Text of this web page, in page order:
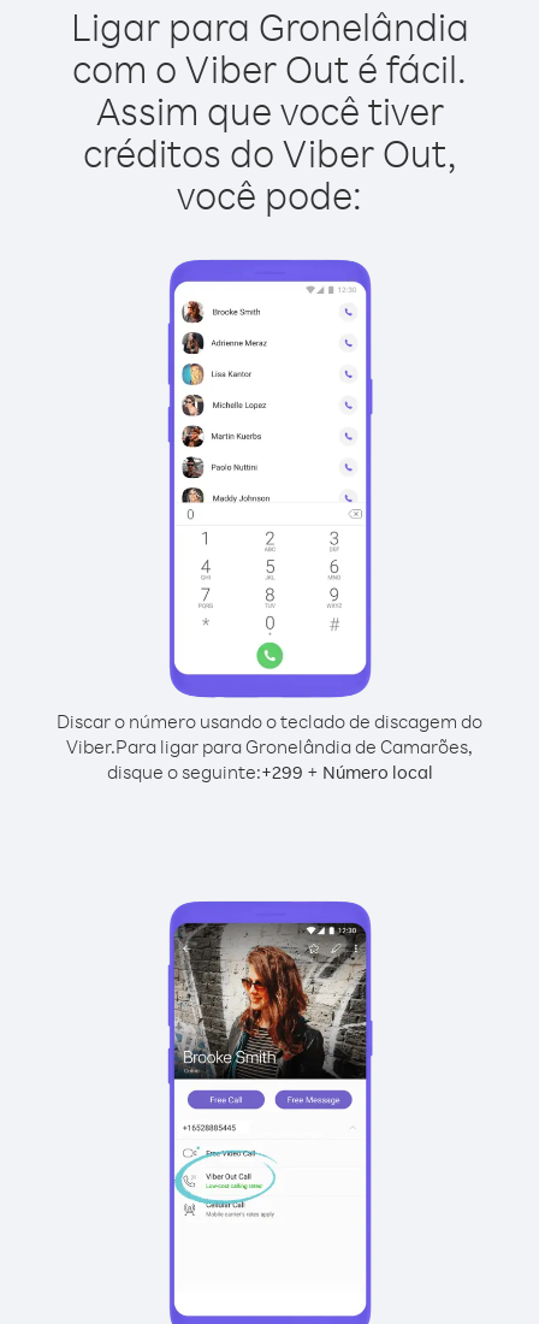
Ligar para Gronelândia
com o Viber Out é fácil.
Assim que você tiver
créditos do Viber Out,
você pode:
Discar o número usando o teclado de discagem do
Viber.Para ligar para Gronelândia de Camarões,
disque o seguinte:+299 + Número local